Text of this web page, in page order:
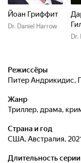
Йоан Гриффит
Dr. Daniel Harrow
Dr.
Режиссёры
Питер Андрикидис,
Жанр
триллер, драма,
Страна и год
США, Австралия,
Длительность серии